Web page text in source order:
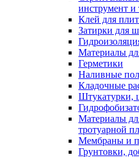
инструмент и
Клей для
Затирки для
Материалы
Герметики
Наливные
Кладочные
Штукатурки,
Материалы
тротуарной
Мембраны и
Грунтовки,